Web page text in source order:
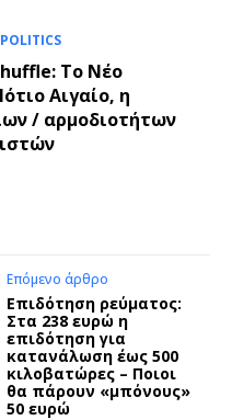
Το Νέο
Αιγαίο, η
/ αρμοδιοτήτων
Επόμενο άρθρο
Επιδότηση ρεύματος:
Στα 238 ευρώ η
επιδότηση για
κατανάλωση έως 500
κιλοβατώρες – Ποιοι
θα πάρουν «μπόνους»
50 ευρώ